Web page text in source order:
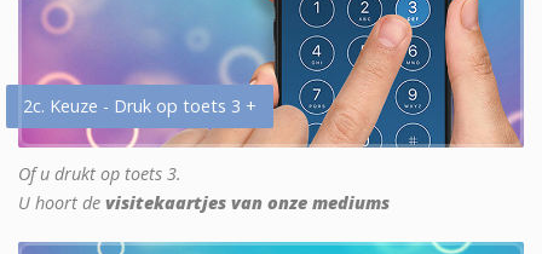
2c. Keuze - Druk op toets 3 +
Of u drukt op toets 3.
U hoort de visitekaartjes van onze mediums